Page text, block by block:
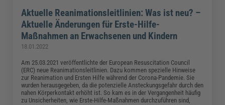
Aktuelle Reanimationsleitlinien: Was ist neu? –
Aktuelle Änderungen für Erste-Hilfe-
Maßnahmen an Erwachsenen und Kindern
18.01.2022
Am 25.03.2021 veröffentlichte der European Resuscitation Council
(ERC) neue Reanimationsleitlinien. Dazu kommen spezielle Hinweise
zur Reanimation und Ersten Hilfe während der Corona-Pandemie. Sie
wurden herausgegeben, da die potenzielle Ansteckungsgefahr durch den
nahen Körperkontakt erhöht ist. So kam es in der Vergangenheit häufig
zu Unsicherheiten, wie Erste-Hilfe-Maßnahmen durchzuführen sind,